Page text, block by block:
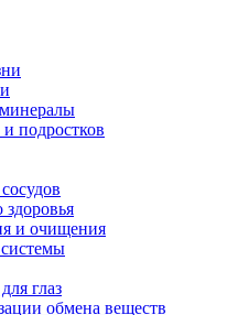
подростков
и очищения
глаз
обмена веществ